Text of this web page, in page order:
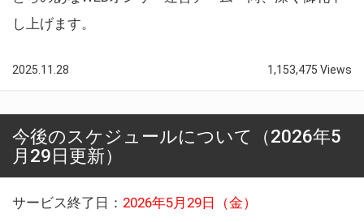
し上げます。
2025.11.28 1,153,475 Views
今後のスケジュールについて（2026年5
月29日更新）
サービス終了日： 2026年5月29日（金）